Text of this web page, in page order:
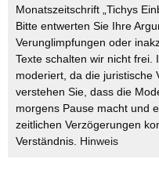
Monatszeitschrift „Tichys
Bitte entwerten Sie Ihre
Verunglimpfungen oder
Texte schalten wir nicht frei.
moderiert, da die juristische
verstehen Sie, dass die
morgens Pause macht und
zeitlichen Verzögerungen
Verständnis. Hinweis